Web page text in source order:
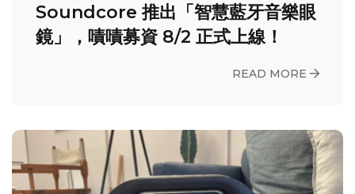
Soundcore 推出「智慧藍牙音樂眼
鏡」，嘖嘖募資 8/2 正式上線！
READ MORE